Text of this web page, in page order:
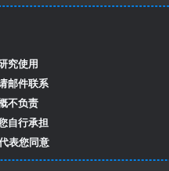
究使用
邮件联系
不负责
自行承担
表您同意